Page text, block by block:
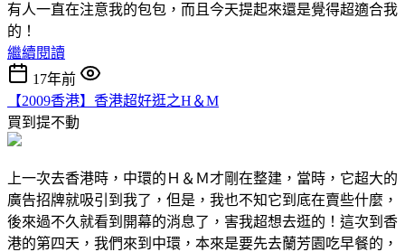
有人一直在注意我的包包，而且今天提起來還是覺得超適合我
的！
繼續閱讀
17年前
【2009香港】香港超好逛之H＆M
買到提不動
上一次去香港時，中環的Ｈ＆Ｍ才剛在整建，當時，它超大的
廣告招牌就吸引到我了，但是，我也不知它到底在賣些什麼，
後來過不久就看到開幕的消息了，害我超想去逛的！這次到香
港的第四天，我們來到中環，本來是要先去蘭芳園吃早餐的，